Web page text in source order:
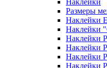
Наклейки
Размеры
Наклейки
Наклейки
Наклейки
Наклейки
Наклейки
Наклейки